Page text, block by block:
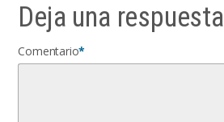
Deja una respuesta
Comentario*